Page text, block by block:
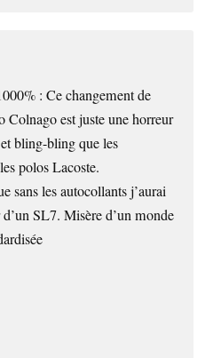
: Ce changement de
Colnago est juste une horreur
bling-bling que les
polos Lacoste.
sans les autocollants j’aurai
SL7. Misère d’un monde